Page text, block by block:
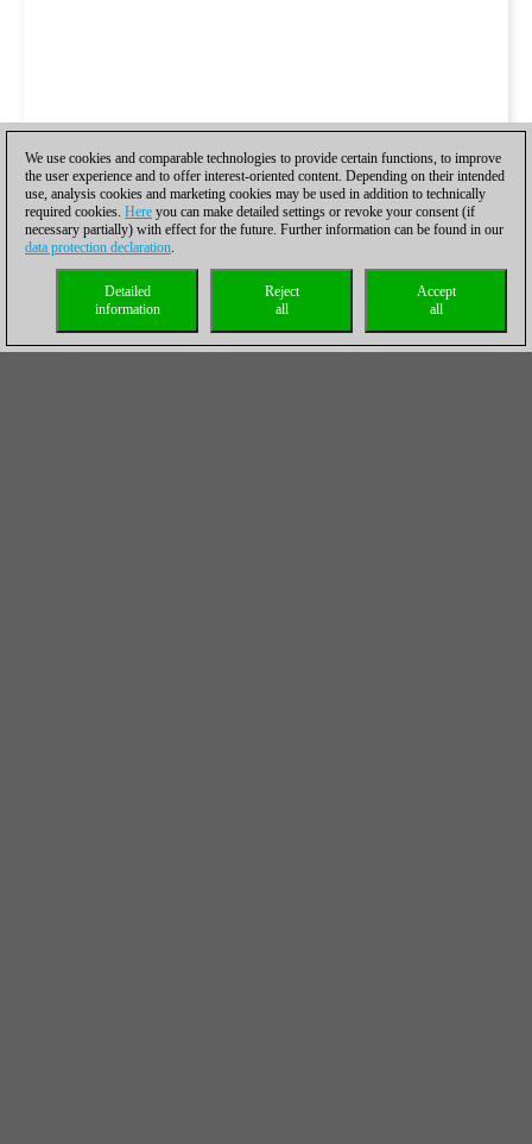
We use cookies and comparable technologies to provide certain functions, to improve
the user experience and to offer interest-oriented content. Depending on their intended
use, analysis cookies and marketing cookies may be used in addition to technically
required cookies. Here you can make detailed settings or revoke your consent (if
necessary partially) with effect for the future. Further information can be found in our
data protection declaration.
Accept
all
Reject
all
Detailed
information